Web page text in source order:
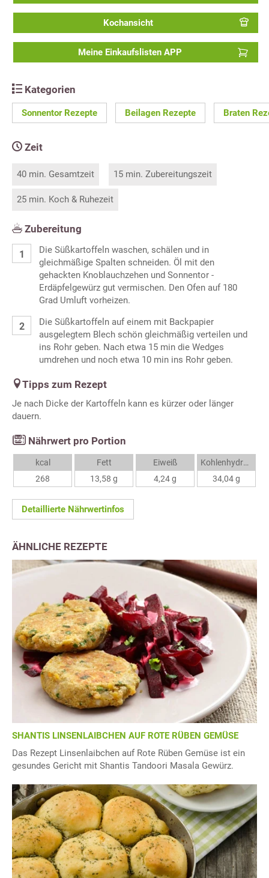
Kochansicht
Meine Einkaufslisten APP
Kategorien
Sonnentor Rezepte Beilagen Rezepte Braten
Zeit
40 min. Gesamtzeit 15 min. Zubereitungszeit
25 min. Koch & Ruhezeit
Zubereitung
Die Süßkartoffeln waschen, schälen und in
gleichmäßige Spalten schneiden. Öl mit den
gehackten Knoblauchzehen und Sonnentor -
Erdäpfelgewürz gut vermischen. Den Ofen auf 180
Grad Umluft vorheizen.
Die Süßkartoffeln auf einem mit Backpapier
ausgelegtem Blech schön gleichmäßig verteilen und
ins Rohr geben. Nach etwa 15 min die Wedges
umdrehen und noch etwa 10 min ins Rohr geben.
Tipps zum Rezept
Je nach Dicke der Kartoffeln kann es kürzer oder länger
dauern.
Nährwert pro Portion
kcal
268
Fett
13,58 g
Eiweiß
4,24 g
Kohlenhydrate
34,04 g
Detaillierte Nährwertinfos
ÄHNLICHE REZEPTE
SHANTIS LINSENLAIBCHEN AUF ROTE RÜBEN GEMÜSE
Das Rezept Linsenlaibchen auf Rote Rüben Gemüse ist ein
gesundes Gericht mit Shantis Tandoori Masala Gewürz.